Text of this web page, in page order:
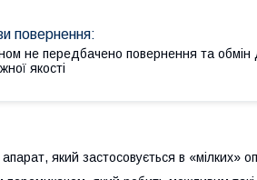
не передбачено повернення та обмін
якості
який застосовується в «мілких»